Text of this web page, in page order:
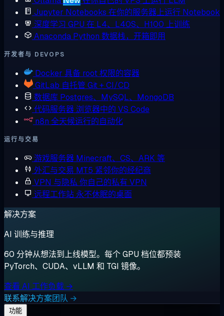
Jupyter Notebooks 在你的服务器上运行 Notebook
深度学习 GPU 在 L4、L40S、H100 上训练
Anaconda Python 数据栈，开箱即用
开发者与 DEVOPS
Docker 具备 root 权限的容器
GitLab 自托管 Git + CI/CD
数据库 Postgres、MySQL、MongoDB
代码服务器 浏览器中的 VS Code
n8n 全天候运行的自动化
运行与交易
游戏服务器 Minecraft、CS、ARK 等
外汇与交易 MT5 紧邻你的经纪商
VPN 与隐私 你自己的私有 VPN
远程工作站 永不休眠的桌面
解决方案
AI 训练与推理
60 分钟从想法到上线模型。每个 GPU 档位都预装
PyTorch、CUDA、vLLM 和 TGI 镜像。
查看 AI 工作负载 →
联系解决方案团队 →